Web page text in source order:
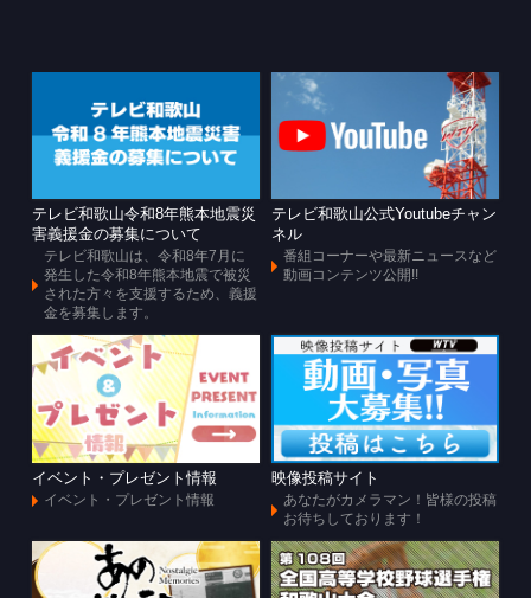
テレビ和歌山令和8年熊本地震災
害義援金の募集について
テレビ和歌山は、令和8年7月に
発生した令和8年熊本地震で被災
された方々を支援するため、義援
金を募集します。
テレビ和歌山公式Youtubeチャン
ネル
番組コーナーや最新ニュースなど
動画コンテンツ公開!!
イベント・プレゼント情報
イベント・プレゼント情報
映像投稿サイト
あなたがカメラマン！皆様の投稿
お待ちしております！